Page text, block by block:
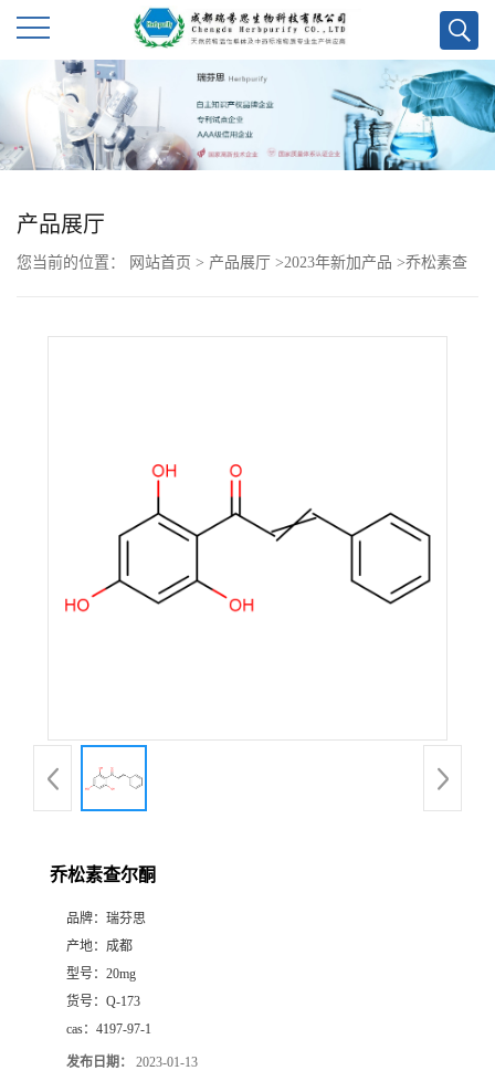
产
产品展厅
您当前的位置： 网站首页 > 产品展厅 >2023年新加产品 >乔松素查
乔松素查尔酮
品牌： 瑞芬思
产地： 成都
型号： 20mg
货号： Q-173
cas： 4197-97-1
发布日期： 2023-01-13